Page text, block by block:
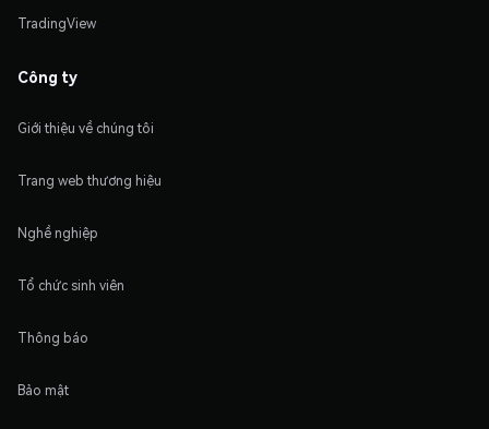
TradingView
Công ty
Giới thiệu về chúng tôi
Trang web thương hiệu
Nghề nghiệp
Tổ chức sinh viên
Thông báo
Bảo mật